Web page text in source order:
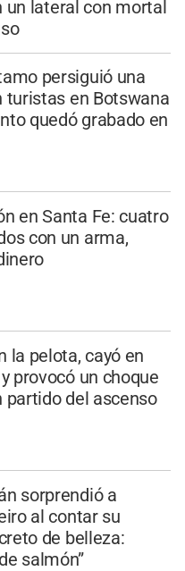
lateral con mortal
persiguió una
turistas en Botswana
quedó grabado en
en Santa Fe: cuatro
con un arma,
la pelota, cayó en
provocó un choque
partido del ascenso
sorprendió a
al contar su
de belleza:
salmón”